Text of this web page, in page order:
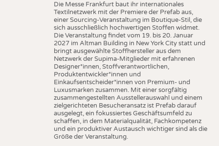
Die Messe Frankfurt baut ihr internationales
Textilnetzwerk mit der Premiere der Prefab aus,
einer Sourcing-Veranstaltung im Boutique-Stil, die
sich ausschließlich hochwertigen Stoffen widmet.
Die Veranstaltung findet vom 19. bis 20. Januar
2027 im Altman Building in New York City statt und
bringt ausgewählte Stoffhersteller aus dem
Netzwerk der Supima-Mitglieder mit erfahrenen
Designer*innen, Stoffverantwortlichen,
Produktentwickler*innen und
Einkaufsentscheider*innen von Premium- und
Luxusmarken zusammen. Mit einer sorgfältig
zusammengestellten Ausstellerauswahl und einem
zielgerichteten Besucheransatz ist Prefab darauf
ausgelegt, ein fokussiertes Geschäftsumfeld zu
schaffen, in dem Materialqualität, Fachkompetenz
und ein produktiver Austausch wichtiger sind als die
Größe der Veranstaltung.